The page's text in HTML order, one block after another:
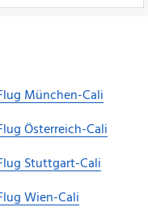
München-Cali
Österreich-Cali
Stuttgart-Cali
Wien-Cali